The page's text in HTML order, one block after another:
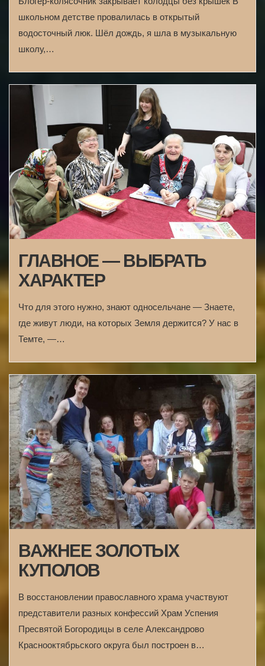
школьном детстве провалилась в открытый
водосточный люк. Шёл дождь, я шла в музыкальную
школу,…
ГЛАВНОЕ — ВЫБРАТЬ
ХАРАКТЕР
Что для этого нужно, знают односельчане — Знаете,
где живут люди, на которых Земля держится? У нас в
Темте, —…
ВАЖНЕЕ ЗОЛОТЫХ
КУПОЛОВ
В восстановлении православного храма участвуют
представители разных конфессий Храм Успения
Пресвятой Богородицы в селе Александрово
Краснооктябрьского округа был построен в…